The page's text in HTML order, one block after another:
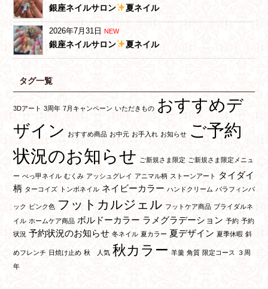
銀座ネイルサロン 夏ネイル
2026年7月31日 NEW
銀座ネイルサロン 夏ネイル
タグ一覧
3Dアート 3周年 7月キャンペーン いただきもの おすすめデ
ザイン
おすすめ商品 お中元 お手入れ お知らせ ご予約
状況のお知らせ
ご新規さま限定 ご新規さま限定メニュ
ー べっ甲ネイル むくみ アッシュグレイ アニマル柄 ストーンアート
タイダイ
柄 ターコイズ トンボネイル ネイビーカラー ハンドクリーム パラフィンパ
ック ピンク色 フットカルジェル フットケア商品 ブライダルネ
イル ホームケア商品 ボルドーカラー ラメグラデーション 予約 予約
状況 予約状況のお知らせ 冬ネイル 夏カラー 夏デザイン 夏季休暇 斜
めフレンチ 日焼け止め 秋 人気 秋カラー 羊羹 角質 限定コース
３周
年